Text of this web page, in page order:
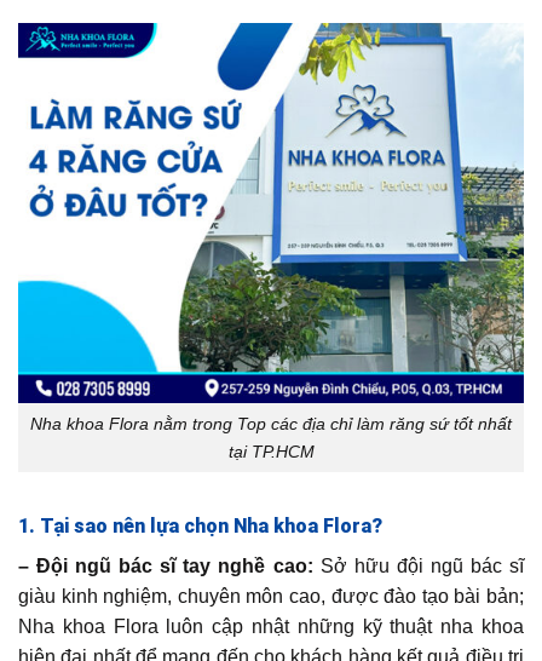
Nha khoa Flora nằm trong Top các địa chỉ làm răng sứ tốt nhất
tại TP.HCM
1. Tại sao nên lựa chọn Nha khoa Flora?
– Đội ngũ bác sĩ tay nghề cao: Sở hữu đội ngũ bác sĩ
giàu kinh nghiệm, chuyên môn cao, được đào tạo bài bản;
Nha khoa Flora luôn cập nhật những kỹ thuật nha khoa